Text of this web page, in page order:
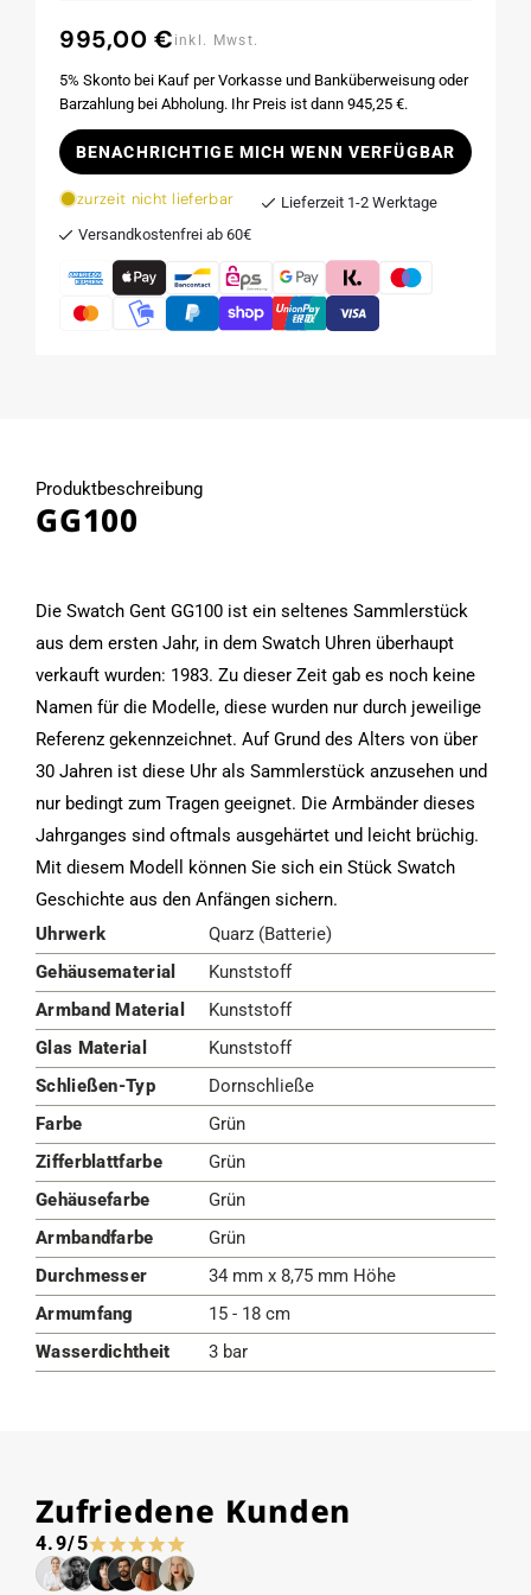
Normaler
995,00 € inkl. Mwst.
5% Skonto bei Kauf per Vorkasse und Banküberweisung oder
Barzahlung bei Abholung. Ihr Preis ist dann 945,25 €.
BENACHRICHTIGE MICH WENN VERFÜGBAR
zurzeit nicht lieferbar
Lieferzeit 1-2 Werktage
Versandkostenfrei ab 60€
Produktbeschreibung
GG100
Die Swatch Gent GG100 ist ein seltenes Sammlerstück
aus dem ersten Jahr, in dem Swatch Uhren überhaupt
verkauft wurden: 1983. Zu dieser Zeit gab es noch keine
Namen für die Modelle, diese wurden nur durch jeweilige
Referenz gekennzeichnet. Auf Grund des Alters von über
30 Jahren ist diese Uhr als Sammlerstück anzusehen und
nur bedingt zum Tragen geeignet. Die Armbänder dieses
Jahrganges sind oftmals ausgehärtet und leicht brüchig.
Mit diesem Modell können Sie sich ein Stück Swatch
Geschichte aus den Anfängen sichern.
Uhrwerk
Quarz (Batterie)
Gehäusematerial
Kunststoff
Armband Material
Kunststoff
Glas Material
Kunststoff
Schließen-Typ
Dornschließe
Farbe
Grün
Zifferblattfarbe
Grün
Gehäusefarbe
Grün
Armbandfarbe
Grün
Durchmesser
34 mm x 8,75 mm Höhe
Armumfang
15 - 18 cm
Wasserdichtheit
3 bar
Zufriedene Kunden
4.9/5